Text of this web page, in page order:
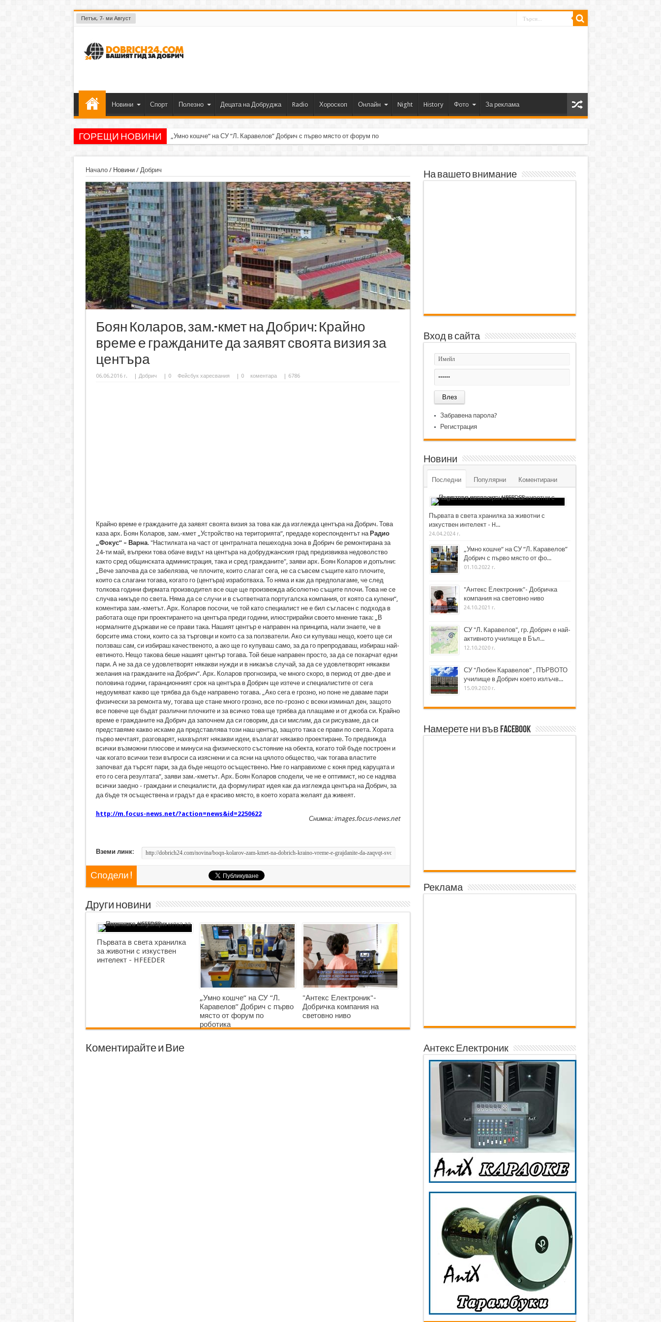
Петък, 7- ми Август
Новини Спорт Полезно Децата на Добруджа Radio Хороскоп Онлайн Night History Фото За реклама
ГОРЕЩИ НОВИНИ „Умно кошче“ на СУ “Л. Каравелов” Добрич с първо място от форум по роботика
Начало/ Новини/ Добрич
Боян Коларов, зам.-кмет на Добрич: Крайно
време е гражданите да заявят своята визия за
центъра
06.06.2016 г. Добрич 0 Фейсбук харесвания 0 коментара | 6786
Крайно време е гражданите да заявят своята визия за това как да изглежда центъра на Добрич. Това
каза арх. Боян Коларов, зам.-кмет „Устройство на територията“, предаде кореспондентът на Радио
„Фокус” – Варна. "Настилката на част от централната пешеходна зона в Добрич бе ремонтирана за
24-ти май, въпреки това обаче видът на центъра на добруджанския град предизвиква недоволство
както сред общинската администрация, така и сред гражданите", заяви арх. Боян Коларов и допълни:
„Вече започва да се забелязва, че плочите, които слагат сега, не са съвсем същите като плочите,
които са слагани тогава, когато го (центъра) изработваха. То няма и как да предполагаме, че след
толкова години фирмата производител все още ще произвежда абсолютно същите плочи. Това не се
случва никъде по света. Няма да се случи и в съответната португалска компания, от която са купени“,
коментира зам.-кметът. Арх. Коларов посочи, че той като специалист не е бил съгласен с подхода в
работата още при проектирането на центъра преди години, илюстрирайки своето мнение така: „В
нормалните държави не се прави така. Нашият център е направен на принципа, нали знаете, че в
борсите има стоки, които са за търговци и които са за ползватели. Ако си купуваш нещо, което ще си
ползваш сам, си избираш качественото, а ако ще го купуваш само, за да го препродаваш, избираш най-
евтиното. Нещо такова беше нашият център тогава. Той беше направен просто, за да се похарчат едни
пари. А не за да се удовлетворят някакви нужди и в никакъв случай, за да се удовлетворят някакви
желания на гражданите на Добрич“. Арх. Коларов прогнозира, че много скоро, в период от две-две и
половина години, гаранционният срок на центъра в Добрич ще изтече и специалистите от сега
недоумяват какво ще трябва да бъде направено тогава. „Ако сега е грозно, но поне не даваме пари
физически за ремонта му, тогава ще стане много грозно, все по-грозно с всеки изминал ден, защото
все повече ще бъдат различни плочките и за всичко това ще трябва да плащаме и от джоба си. Крайно
време е гражданите на Добрич да започнем да си говорим, да си мислим, да си рисуваме, да си
представяме какво искаме да представлява този наш център, защото така се прави по света. Хората
първо мечтаят, разговарят, нахвърлят някакви идеи, възлагат някакво проектиране. То предвижда
всички възможни плюсове и минуси на физическото състояние на обекта, когато той бъде построен и
чак когато всички тези въпроси са изяснени и са ясни на цялото общество, чак тогава властите
започват да търсят пари, за да бъде нещото осъществено. Ние го направихме с коня пред каруцата и
ето го сега резултата“, заяви зам.-кметът. Арх. Боян Коларов сподели, че не е оптимист, но се надява
всички заедно - граждани и специалисти, да формулират идея как да изглежда центъра на Добрич, за
да бъде тя осъществена и градът да е красиво място, в което хората желаят да живеят.
http://m.focus-news.net/?action=news&id=2250622
Снимка: images.focus-news.net
Вземи линк:
Сподели !
Други новини
Първата в света хранилка
за животни с изкуствен
интелект - HFEEDER
„Умно кошче“ на СУ “Л.
Каравелов” Добрич с първо
място от форум по
роботика
"Антекс Електроник"-
Добричка компания на
световно ниво
Коментирайте и Вие
На вашето внимание
Вход в сайта
Забравена парола?
Регистрация
Новини
Последни Популярни Коментирани
Първата в света хранилка за животни с
изкуствен интелект - H...
24.04.2024 г.
„Умно кошче“ на СУ “Л. Каравелов”
Добрич с първо място от фо...
01.10.2022 г.
"Антекс Електроник"- Добричка
компания на световно ниво
24.10.2021 г.
СУ "Л. Каравелов", гр. Добрич е най-
активното училище в Бъл...
12.10.2020 г.
СУ "Любен Каравелов" , ПЪРВОТО
училище в Добрич което излъчв...
15.09.2020 г.
Намерете ни във Facebook
Реклама
Антекс Електроник